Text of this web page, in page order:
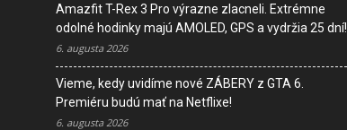
Amazfit T-Rex 3 Pro výrazne zlacneli. Extrémne
odolné hodinky majú AMOLED, GPS a vydržia 25 dní!
6. augusta 2026
Vieme, kedy uvidíme nové ZÁBERY z GTA 6.
Premiéru budú mať na Netflixe!
6. augusta 2026